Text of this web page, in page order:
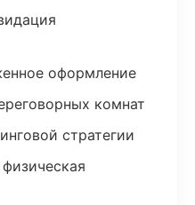
оформление
комнат
стратегии